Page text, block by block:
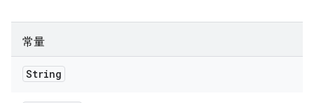
常量
String